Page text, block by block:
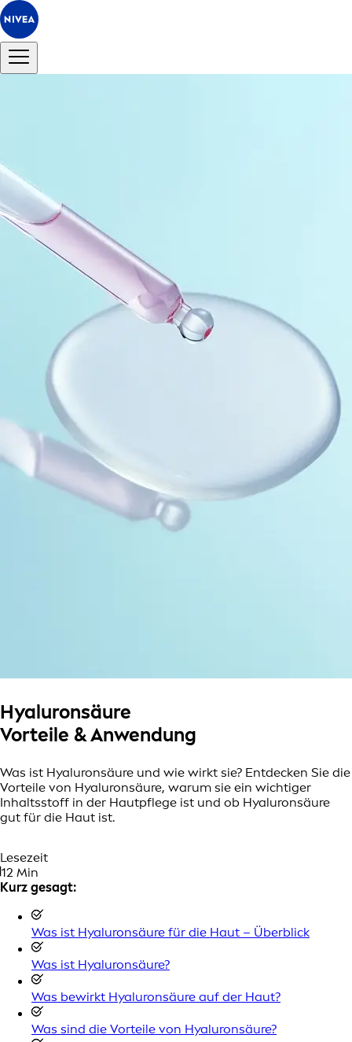
Hyaluronsäure
Vorteile & Anwendung
Was ist Hyaluronsäure und wie wirkt sie? Entdecken Sie die
Vorteile von Hyaluronsäure, warum sie ein wichtiger
Inhaltsstoff in der Hautpflege ist und ob Hyaluronsäure
gut für die Haut ist.
Lesezeit
12 Min
Kurz gesagt:
Was ist Hyaluronsäure für die Haut – Überblick
Was ist Hyaluronsäure?
Was bewirkt Hyaluronsäure auf der Haut?
Was sind die Vorteile von Hyaluronsäure?